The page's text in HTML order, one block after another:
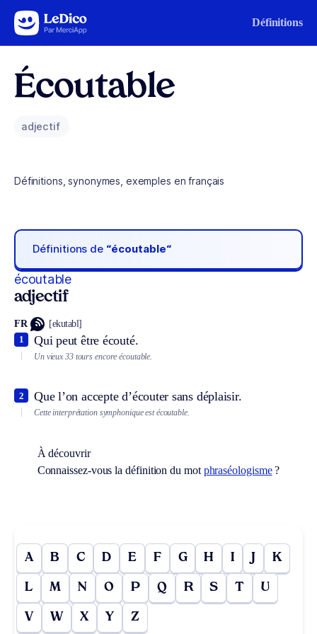
Aller au contenu Définitions
Écoutable
adjectif
Définitions, synonymes, exemples en français
Définitions de “écoutable“
écoutable
adjectif
FR [ekutabl]
Qui peut être écouté.
1
Un vieux 33 tours encore écoutable.
Que l’on accepte d’écouter sans déplaisir.
2
Cette interprétation symphonique est écoutable.
À découvrir
Connaissez-vous la définition du mot phraséologisme?
A B C D E F G H I J K
L M N O P Q R S T U
V W X Y Z